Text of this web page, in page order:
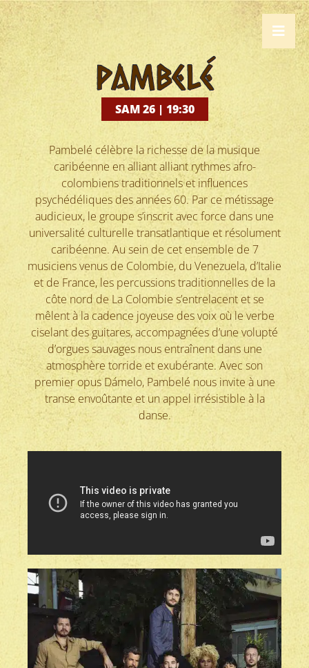
Pambelé
SAM 26 | 19:30
Pambelé célèbre la richesse de la musique
caribéenne en alliant alliant rythmes afro-
colombiens traditionnels et influences
psychédéliques des années 60. Par ce métissage
audicieux, le groupe s’inscrit avec force dans une
universalité culturelle transatlantique et résolument
caribéenne. Au sein de cet ensemble de 7
musiciens venus de Colombie, du Venezuela, d’Italie
et de France, les percussions traditionnelles de la
côte nord de La Colombie s’entrelacent et se
mêlent à la cadence joyeuse des voix où le verbe
ciselant des guitares, accompagnées d’une volupté
d’orgues sauvages nous entraînent dans une
atmosphère torride et exubérante. Avec son
premier opus Dámelo, Pambelé nous invite à une
transe envoûtante et un appel irrésistible à la
danse.